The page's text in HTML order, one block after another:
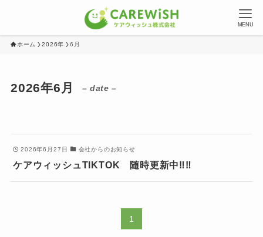
MENU
ホーム 2026年 6月
2026年6月 – date –
2026年6月27日 会社からのお知らせ
ケアウィッシュTIKTOK 随時更新中‼‼
1